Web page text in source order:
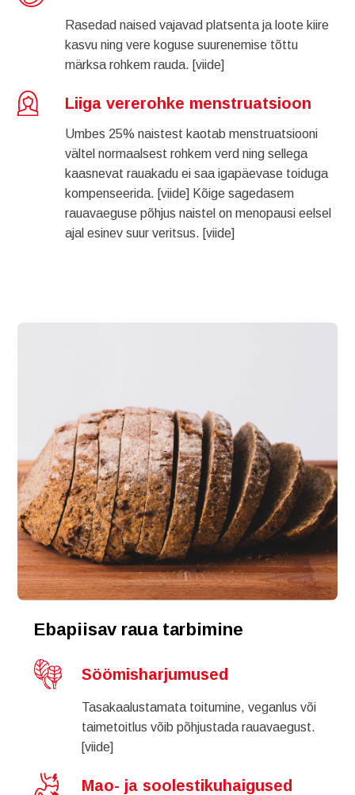
Rasedad naised vajavad platsenta ja loote kiire
kasvu ning vere koguse suurenemise tõttu
märksa rohkem rauda. [viide]
Liiga vererohke menstruatsioon
Umbes 25% naistest kaotab menstruatsiooni
vältel normaalsest rohkem verd ning sellega
kaasnevat rauakadu ei saa igapäevase toiduga
kompenseerida. [viide]
Kõige sagedasem
rauavaeguse põhjus naistel on menopausi eelsel
ajal esinev suur veritsus. [viide]
Ebapiisav raua tarbimine
Söömisharjumused
Tasakaalustamata toitumine, veganlus või
taimetoitlus võib põhjustada rauavaegust.
[viide]
Mao- ja soolestikuhaigused